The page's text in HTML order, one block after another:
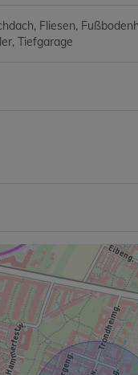
Fliesen
Tiefgarage